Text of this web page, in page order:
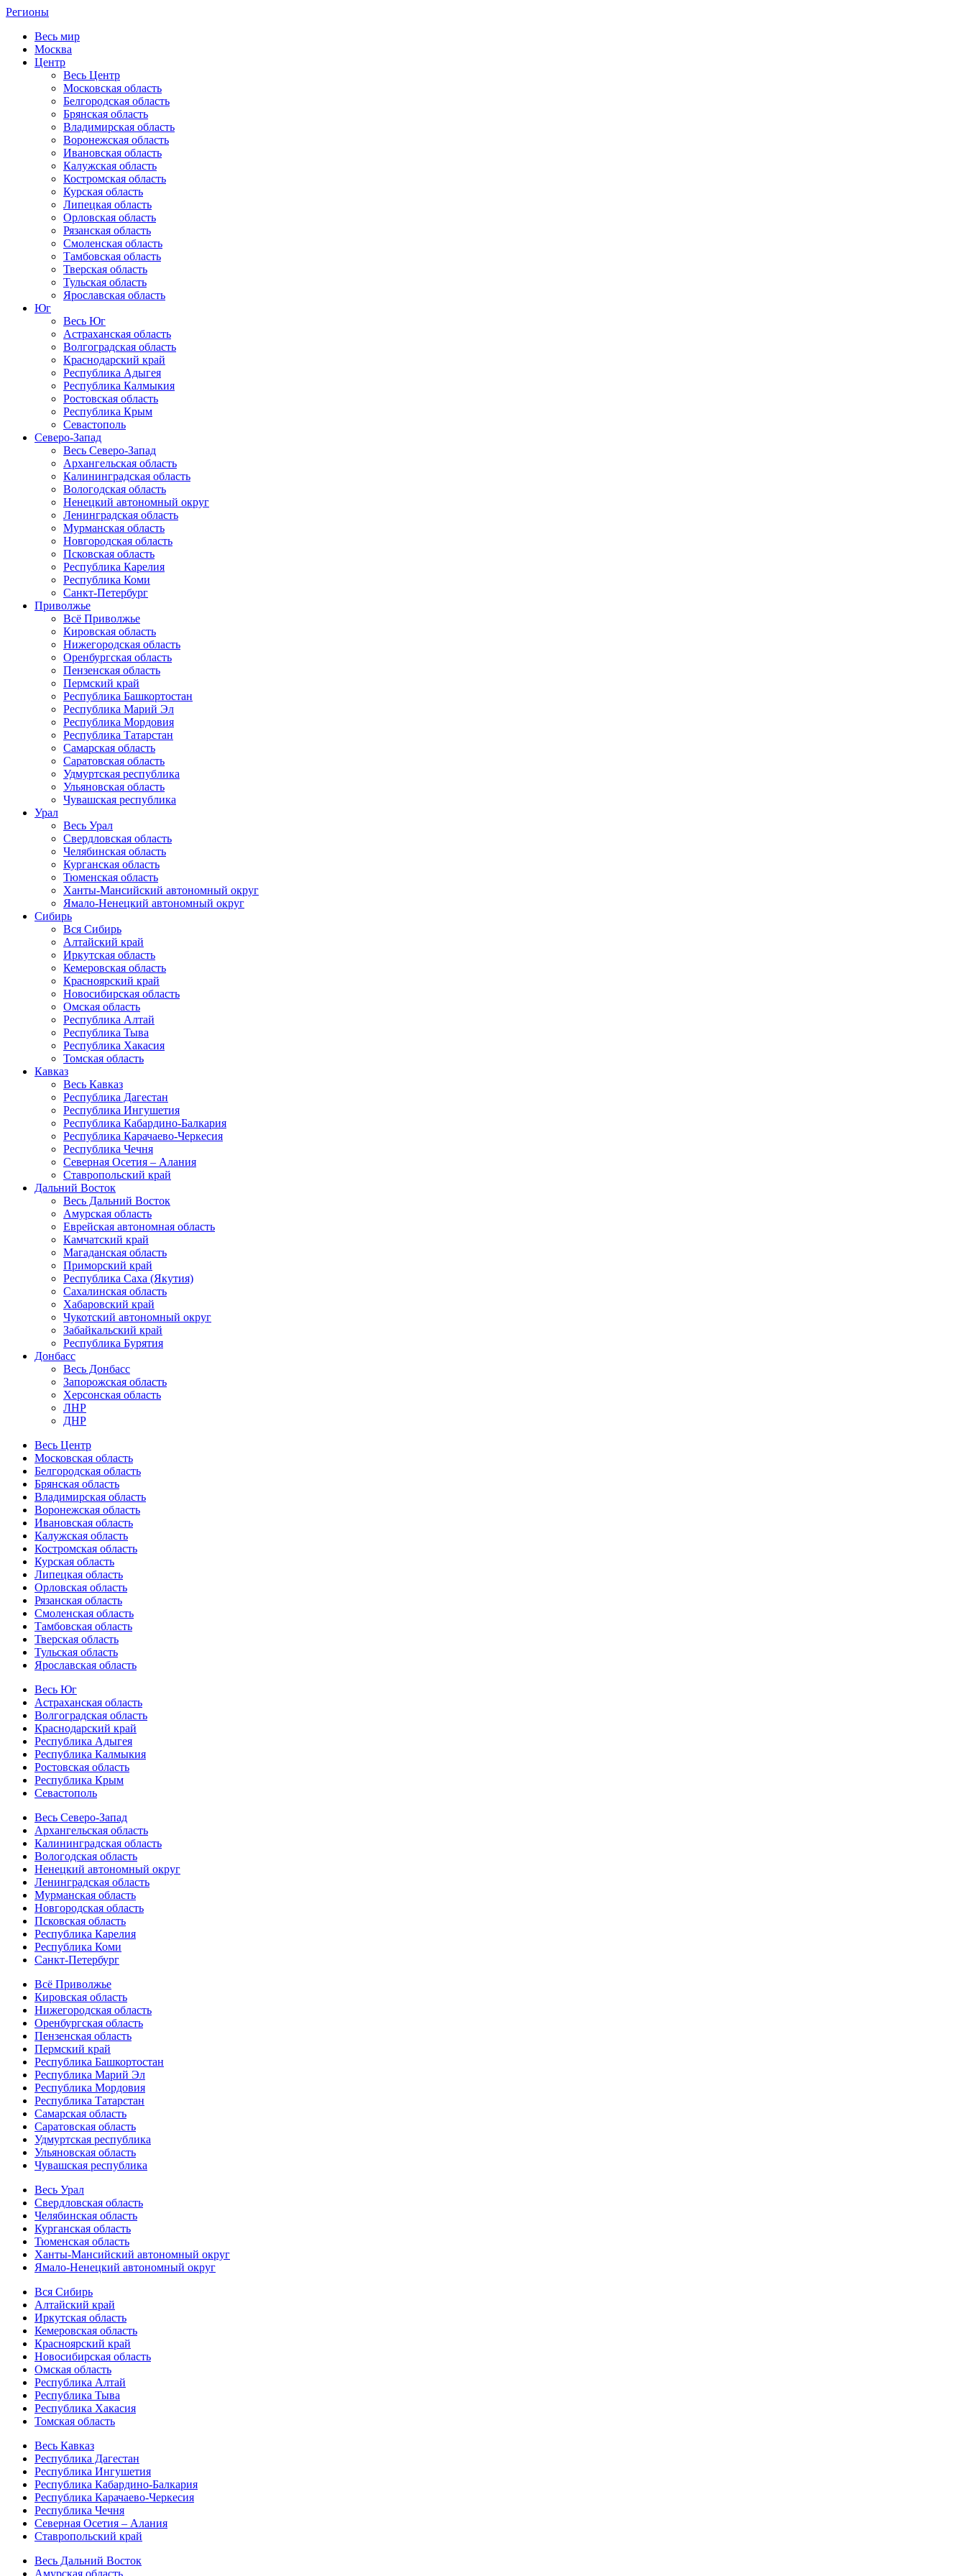
Регионы
Весь мир
Москва
Центр
Весь Центр
Московская область
Белгородская область
Брянская область
Владимирская область
Воронежская область
Ивановская область
Калужская область
Костромская область
Курская область
Липецкая область
Орловская область
Рязанская область
Смоленская область
Тамбовская область
Тверская область
Тульская область
Ярославская область
Юг
Весь Юг
Астраханская область
Волгоградская область
Краснодарский край
Республика Адыгея
Республика Калмыкия
Ростовская область
Республика Крым
Севастополь
Северо-Запад
Весь Северо-Запад
Архангельская область
Калининградская область
Вологодская область
Ненецкий автономный округ
Ленинградская область
Мурманская область
Новгородская область
Псковская область
Республика Карелия
Республика Коми
Санкт-Петербург
Приволжье
Всё Приволжье
Кировская область
Нижегородская область
Оренбургская область
Пензенская область
Пермский край
Республика Башкортостан
Республика Марий Эл
Республика Мордовия
Республика Татарстан
Самарская область
Саратовская область
Удмуртская республика
Ульяновская область
Чувашская республика
Урал
Весь Урал
Свердловская область
Челябинская область
Курганская область
Тюменская область
Ханты-Мансийский автономный округ
Ямало-Ненецкий автономный округ
Сибирь
Вся Сибирь
Алтайский край
Иркутская область
Кемеровская область
Красноярский край
Новосибирская область
Омская область
Республика Алтай
Республика Тыва
Республика Хакасия
Томская область
Кавказ
Весь Кавказ
Республика Дагестан
Республика Ингушетия
Республика Кабардино-Балкария
Республика Карачаево-Черкесия
Республика Чечня
Северная Осетия – Алания
Ставропольский край
Дальний Восток
Весь Дальний Восток
Амурская область
Еврейская автономная область
Камчатский край
Магаданская область
Приморский край
Республика Саха (Якутия)
Сахалинская область
Хабаровский край
Чукотский автономный округ
Забайкальский край
Республика Бурятия
Донбасс
Весь Донбасс
Запорожская область
Херсонская область
ЛНР
ДНР
Весь Центр
Московская область
Белгородская область
Брянская область
Владимирская область
Воронежская область
Ивановская область
Калужская область
Костромская область
Курская область
Липецкая область
Орловская область
Рязанская область
Смоленская область
Тамбовская область
Тверская область
Тульская область
Ярославская область
Весь Юг
Астраханская область
Волгоградская область
Краснодарский край
Республика Адыгея
Республика Калмыкия
Ростовская область
Республика Крым
Севастополь
Весь Северо-Запад
Архангельская область
Калининградская область
Вологодская область
Ненецкий автономный округ
Ленинградская область
Мурманская область
Новгородская область
Псковская область
Республика Карелия
Республика Коми
Санкт-Петербург
Всё Приволжье
Кировская область
Нижегородская область
Оренбургская область
Пензенская область
Пермский край
Республика Башкортостан
Республика Марий Эл
Республика Мордовия
Республика Татарстан
Самарская область
Саратовская область
Удмуртская республика
Ульяновская область
Чувашская республика
Весь Урал
Свердловская область
Челябинская область
Курганская область
Тюменская область
Ханты-Мансийский автономный округ
Ямало-Ненецкий автономный округ
Вся Сибирь
Алтайский край
Иркутская область
Кемеровская область
Красноярский край
Новосибирская область
Омская область
Республика Алтай
Республика Тыва
Республика Хакасия
Томская область
Весь Кавказ
Республика Дагестан
Республика Ингушетия
Республика Кабардино-Балкария
Республика Карачаево-Черкесия
Республика Чечня
Северная Осетия – Алания
Ставропольский край
Весь Дальний Восток
Амурская область